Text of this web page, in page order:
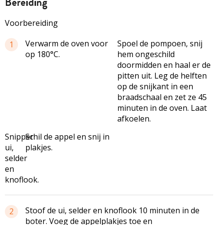
Voorbereiding
1
Verwarm de oven voor
op 180°C.
Spoel de pompoen, snij
hem ongeschild
doormidden en haal er de
pitten uit. Leg de helften
op de snijkant in een
braadschaal en zet ze 45
minuten in de oven. Laat
afkoelen.
Snipper
ui,
selder
en
knoflook.
Schil de appel en snij in
plakjes.
2
Stoof de ui, selder en knoflook 10 minuten in de
boter. Voeg de appelplakjes toe en